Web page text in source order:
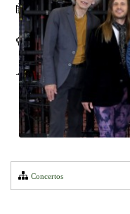
12 maio 2022
Campo Pequeno
Lisboa
Concertos